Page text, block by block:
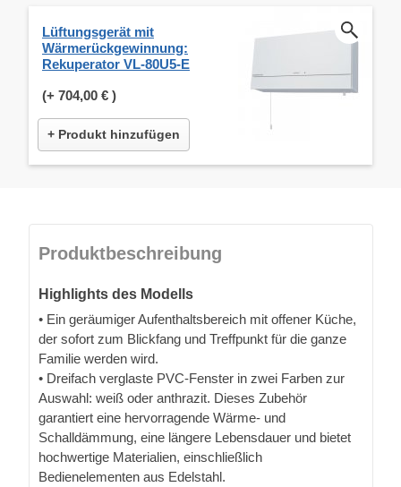
Lüftungsgerät mit
Wärmerückgewinnung:
Rekuperator VL-80U5-E
(+ 704,00 € )
+ Produkt hinzufügen
Produktbeschreibung
Highlights des Modells
• Ein geräumiger Aufenthaltsbereich mit offener Küche,
der sofort zum Blickfang und Treffpunkt für die ganze
Familie werden wird.
• Dreifach verglaste PVC-Fenster in zwei Farben zur
Auswahl: weiß oder anthrazit. Dieses Zubehör
garantiert eine hervorragende Wärme- und
Schalldämmung, eine längere Lebensdauer und bietet
hochwertige Materialien, einschließlich
Bedienelementen aus Edelstahl.